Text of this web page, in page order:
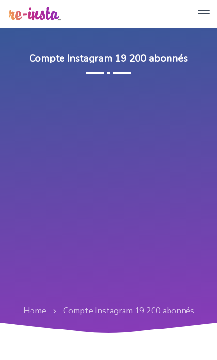
Compte Instagram 19 200 abonnés
Home Compte Instagram 19 200 abonnés